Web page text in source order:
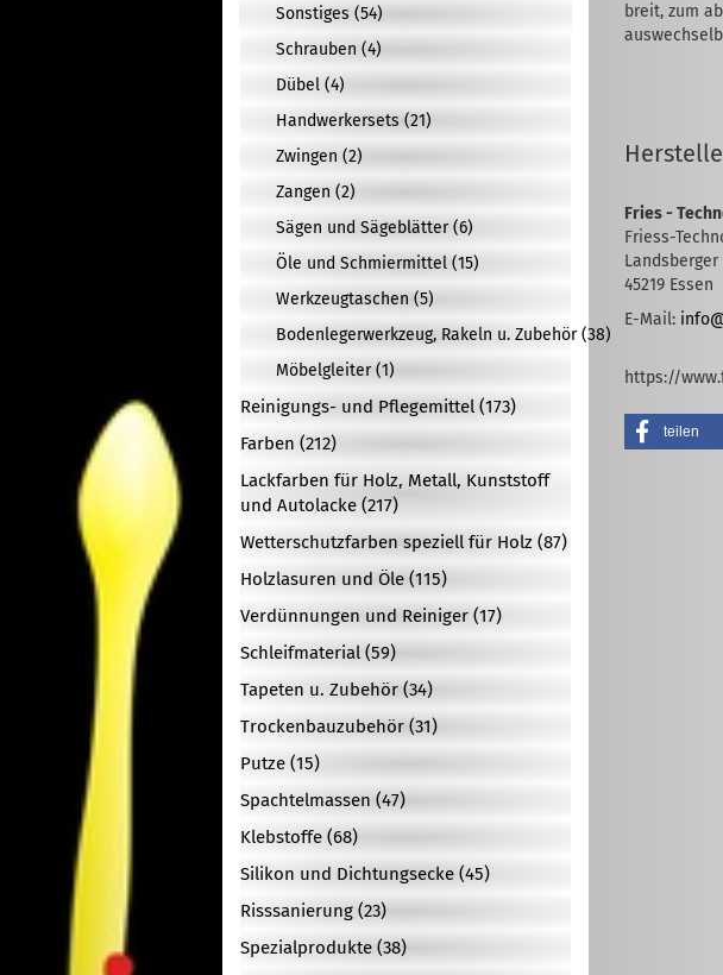
breit, zum
Fries -
Friess-
Landsberger
45219 Essen
E-Mail:
https://
teilen
Sonstiges (54)
Schrauben (4)
Dübel (4)
Handwerkersets (21)
Zwingen (2)
Zangen (2)
Sägen und Sägeblätter (6)
Öle und Schmiermittel (15)
Werkzeugtaschen (5)
Bodenlegerwerkzeug, Rakeln u. Zubehör (38)
Möbelgleiter (1)
Reinigungs- und Pflegemittel (173)
Farben (212)
Lackfarben für Holz, Metall, Kunststoff
und Autolacke (217)
Wetterschutzfarben speziell für Holz (87)
Holzlasuren und Öle (115)
Verdünnungen und Reiniger (17)
Schleifmaterial (59)
Tapeten u. Zubehör (34)
Trockenbauzubehör (31)
Putze (15)
Spachtelmassen (47)
Klebstoffe (68)
Silikon und Dichtungsecke (45)
Risssanierung (23)
Spezialprodukte (38)